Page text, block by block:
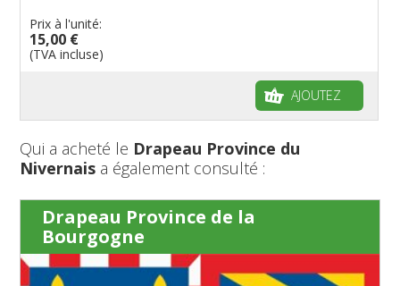
Prix à l'unité:
15,00 €
(TVA incluse)
AJOUTEZ
Qui a acheté le Drapeau Province du
Nivernais a également consulté :
Drapeau Province de la
Bourgogne